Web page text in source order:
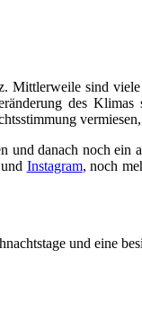
Mittlerweile sind
des Klimas
danach noch
und Instagram, noch
und eine